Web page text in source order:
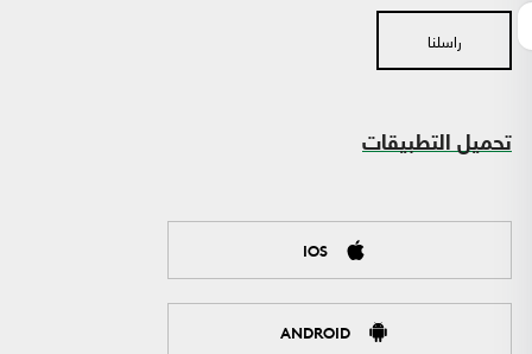
راسلنا
تحميل التطبيقات
IOS
ANDROID